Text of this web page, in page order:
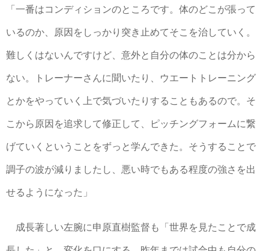
「一番はコンディションのところです。体のどこが張って
いるのか、原因をしっかり突き止めてそこを治していく。
難しくはないんですけど、意外と自分の体のことは分から
ない。トレーナーさんに聞いたり、ウエートトレーニング
とかをやっていく上で気づいたりすることもあるので。そ
こから原因を追求して修正して、ピッチングフォームに繋
げていくということをずっと学んできた。そうすることで
調子の波が減りましたし、悪い時でもある程度の強さを出
せるようになった」
成長著しい左腕に申原直樹監督も「世界を見たことで成